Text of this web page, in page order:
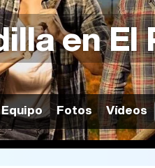
en El
Equipo Fotos Vídeos